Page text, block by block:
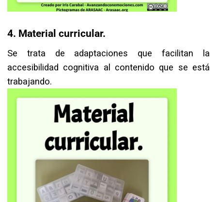
4. Material curricular.⁣
Se trata de adaptaciones que facilitan la
accesibilidad cognitiva al contenido que se está
trabajando.⁣